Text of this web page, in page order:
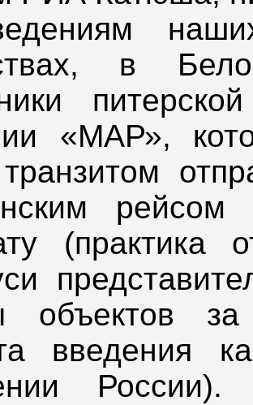
в
«МАР»,
(практика
объектов
введения